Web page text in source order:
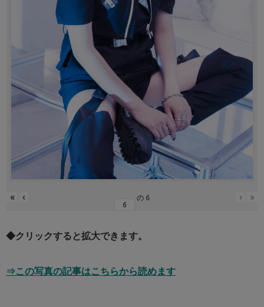
« ‹ の 6 › »
◆クリックすると拡大できます。
⇒この写真の記事はこちらから読めます